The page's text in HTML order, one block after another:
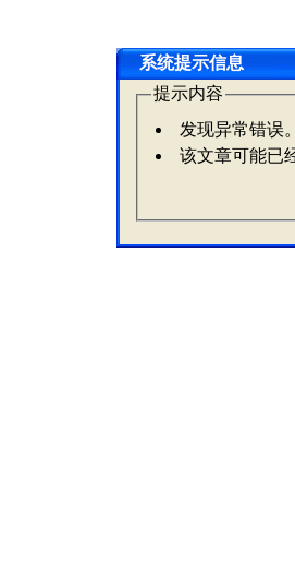
系统提示信息
提示内容
发现异常错误
该文章可能已